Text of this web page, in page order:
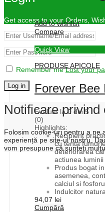
Add to wishlist
Compare
Quick View
PRODUSE APICOLE
Forever Bee
Evaluat la0din 5
(0)
Highlights:
Recipient
cu tenta
deteriorarea
actiunea luminii
Produs bogat
asemenea,
calciul si
Indulcitor
94,07 lei
Cumpără
Get access to your Orders,
Remember me Lost your
Log in
Notificare privind
Folosim cookie-uri pentru a ne
experiență pe site-ul nostru.
vom presupune că sunteți